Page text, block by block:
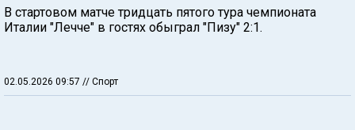
В стартовом матче тридцать пятого тура чемпионата
Италии "Лечче" в гостях обыграл "Пизу" 2:1.
02.05.2026 09:57 // Спорт